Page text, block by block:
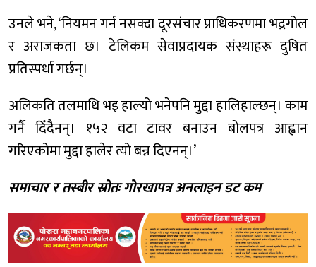
उनले भने, ‘नियमन गर्न नसक्दा दूरसंचार प्राधिकरणमा भद्रगोल
र अराजकता छ। टेलिकम सेवाप्रदायक संस्थाहरू दुषित
प्रतिस्पर्धा गर्छन्।
अलिकति तलमाथि भइ हाल्यो भनेपनि मुद्दा हालिहाल्छन्। काम
गर्नै दिँदैनन्। १५२ वटा टावर बनाउन बोलपत्र आह्वान
गरिएकोमा मुद्दा हालेर त्यो बन्न दिएनन्।’
समाचार र तस्बीर स्रोतः गोरखापत्र अनलाइन डट कम